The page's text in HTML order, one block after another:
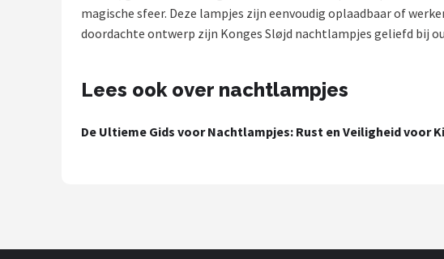
Nachtlampjes
Zazu
magische sfeer. Deze lampjes zijn eenvoudig oplaadbaar of
doordachte ontwerp zijn Konges Sløjd nachtlampjes geliefd bij
Lees ook over nachtlampjes
De Ultieme Gids voor Nachtlampjes: Rust en Veiligheid voor